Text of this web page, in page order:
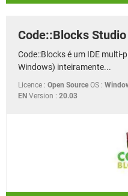
Code::Blocks Studio
Code::Blocks é um IDE
Windows) inteiramente...
Licence : Open Source OS :
EN Version : 20.03